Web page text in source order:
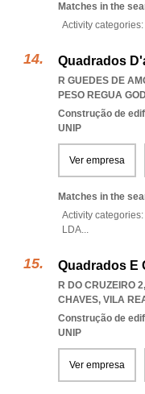
Matches in the
Activity categories:
Quadrados
R GUEDES DE
PESO REGUA
Construção de
UNIP
Ver empresa
Matches in the
Activity categories:
LDA...
Quadrados E
R DO CRUZEIRO
CHAVES, VILA
Construção de
UNIP
Ver empresa